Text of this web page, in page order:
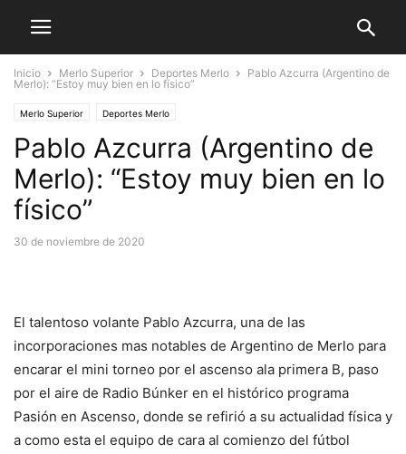
Inicio Merlo Superior Deportes Merlo
Pablo Azcurra (Argentino de
Merlo): “Estoy muy bien en lo físico”
Merlo Superior Deportes Merlo
Pablo Azcurra (Argentino de
Merlo): “Estoy muy bien en lo
físico”
30 de noviembre de 2020
El talentoso volante Pablo Azcurra, una de las
incorporaciones mas notables de Argentino de Merlo para
encarar el mini torneo por el ascenso ala primera B, paso
por el aire de Radio Búnker en el histórico programa
Pasión en Ascenso, donde se refirió a su actualidad física y
a como esta el equipo de cara al comienzo del fútbol